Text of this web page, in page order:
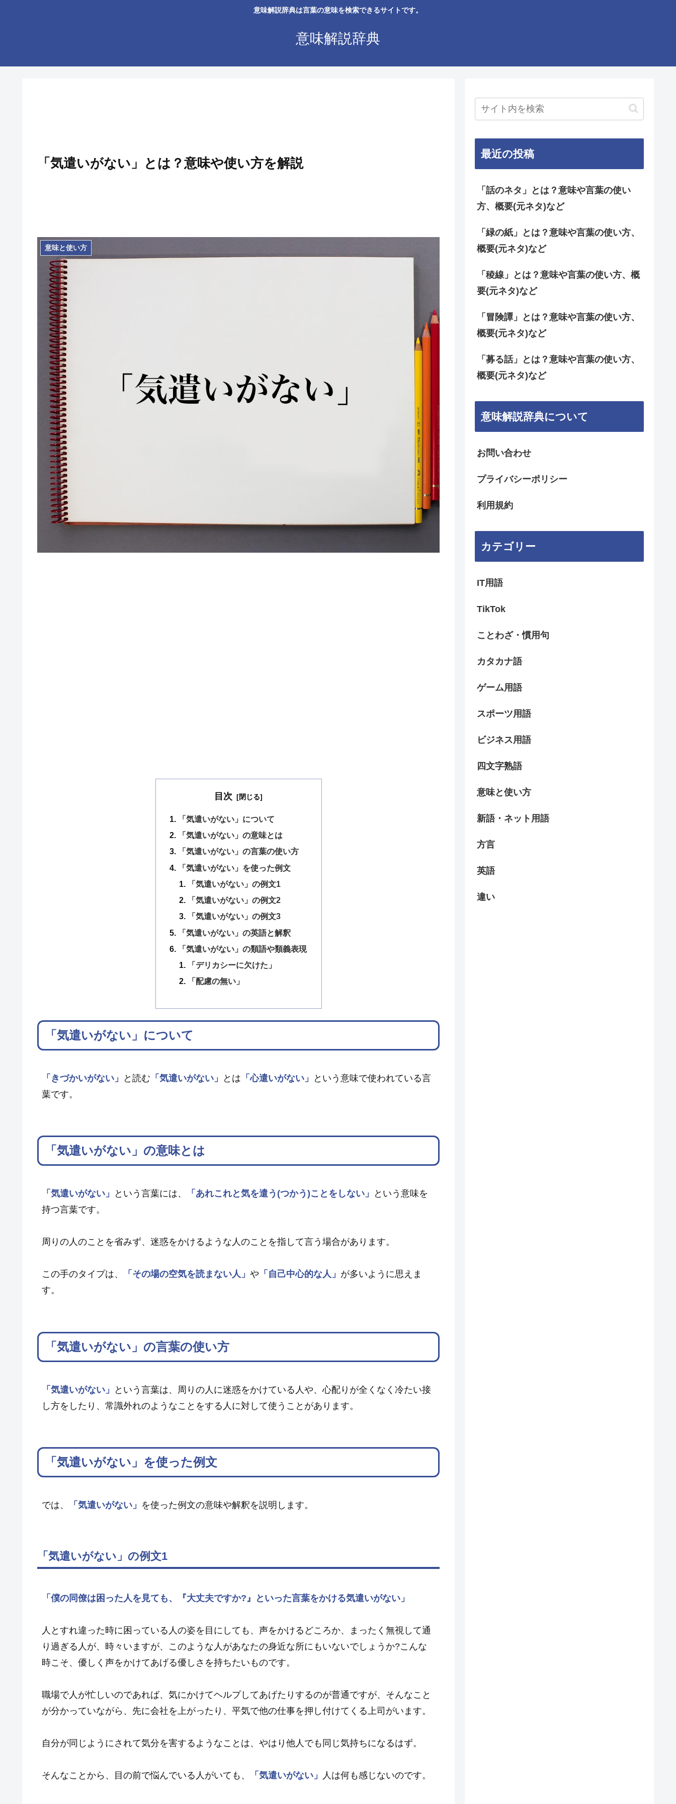
意味解説辞典は言葉の意味を検索できるサイトです。
意味解説辞典
「気遣いがない」とは？意味や使い方を解説
意味と使い方
目次
「気遣いがない」について
「気遣いがない」の意味とは
「気遣いがない」の言葉の使い方
「気遣いがない」を使った例文
「気遣いがない」の例文1
「気遣いがない」の例文2
「気遣いがない」の例文3
「気遣いがない」の英語と解釈
「気遣いがない」の類語や類義表現
「デリカシーに欠けた」
「配慮の無い」
「気遣いがない」について
「きづかいがない」 と読む 「気遣いがない」 とは 「心遣いがない」
という意味で使われている言
葉です。
「気遣いがない」の意味とは
「気遣いがない」 という言葉には、 「あれこれと気を遣う(つかう)ことをしない」
という意味を
持つ言葉です。
周りの人のことを省みず、迷惑をかけるような人のことを指して言う場合があります。
この手のタイプは、 「その場の空気を読まない人」 や 「自己中心的な人」 が多いように思えま
す。
「気遣いがない」の言葉の使い方
「気遣いがない」
という言葉は、周りの人に迷惑をかけている人や、心配りが全くなく冷たい接
し方をしたり、常識外れのようなことをする人に対して使うことがあります。
「気遣いがない」を使った例文
では、 「気遣いがない」 を使った例文の意味や解釈を説明します。
「気遣いがない」の例文1
「僕の同僚は困った人を見ても、『大丈夫ですか?』といった言葉をかける気遣いがない」
人とすれ違った時に困っている人の姿を目にしても、声をかけるどころか、まったく無視して通
り過ぎる人が、時々いますが、このような人があなたの身近な所にもいないでしょうか?こんな
時こそ、優しく声をかけてあげる優しさを持ちたいものです。
職場で人が忙しいのであれば、気にかけてヘルプしてあげたりするのが普通ですが、そんなこと
が分かっていながら、先に会社を上がったり、平気で他の仕事を押し付けてくる上司がいます。
自分が同じようにされて気分を害するようなことは、やはり他人でも同じ気持ちになるはず。
そんなことから、目の前で悩んでいる人がいても、 「気遣いがない」 人は何も感じないのです。
最近の投稿
「話のネタ」とは？意味や言葉の使い
方、概要(元ネタ)など
「緑の紙」とは？意味や言葉の使い方、
概要(元ネタ)など
「稜線」とは？意味や言葉の使い方、概
要(元ネタ)など
「冒険譚」とは？意味や言葉の使い方、
概要(元ネタ)など
「募る話」とは？意味や言葉の使い方、
概要(元ネタ)など
意味解説辞典について
お問い合わせ
プライバシーポリシー
利用規約
カテゴリー
IT用語
TikTok
ことわざ・慣用句
カタカナ語
ゲーム用語
スポーツ用語
ビジネス用語
四文字熟語
意味と使い方
新語・ネット用語
方言
英語
違い